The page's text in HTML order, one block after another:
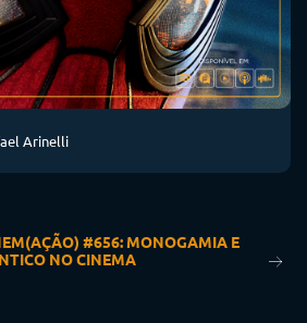
Arinelli
#656: MONOGAMIA E
NO CINEMA